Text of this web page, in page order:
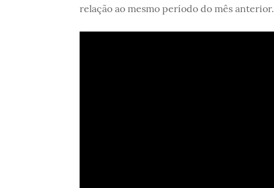
relação ao mesmo período do mês anterior.